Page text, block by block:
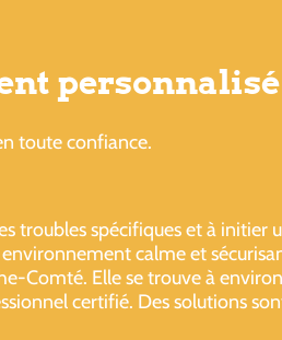
personnalisé
toute confiance.
troubles spécifiques et à initier
calme et
Comté. Elle se trouve à
certifié. Des solutions